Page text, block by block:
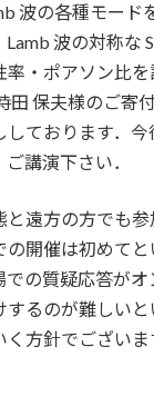
波の各種モー
波の対称な
率・ポアソン比
田 保夫様のご寄
ております．
講演下さい．
遠方の方でも
の開催は初めて
での質疑応答が
するのが難しい
く方針でござい